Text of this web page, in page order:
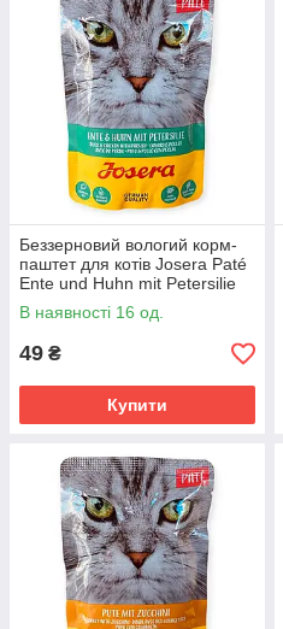
Беззерновий вологий корм-
паштет для котів Josera Paté
Ente und Huhn mit Petersilie
85г качка та курка з
петрушкою, псиліумом
В наявності 16 од.
49 ₴
Купити